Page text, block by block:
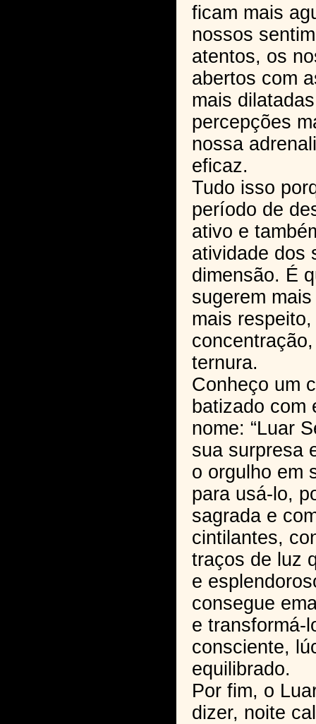
ficam mais
nossos
atentos, os
abertos com
mais
percepções
nossa
eficaz.
Tudo isso
período de
ativo e
atividade dos
dimensão. É
sugerem
mais
ternura.
Conheço um
batizado com
nome: “Luar
sua surpresa
o orgulho em
para usá-lo,
sagrada e
cintilantes,
traços de luz
e
consegue
e transformá-
consciente,
equilibrado.
Por fim, o
dizer, noite